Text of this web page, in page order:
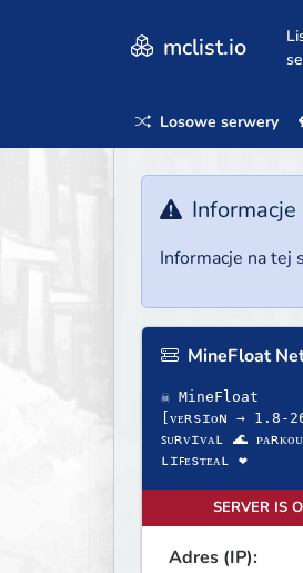
mclist.io
Losowe serwery
Informacje na tej
MineFloat
☠ MineFloat
[ᴠᴇʀsɪᴏɴ → 1.8-
ꜱᴜʀᴠɪᴠᴀʟ 🌊
ʟɪꜰᴇsᴛᴇᴀʟ ❤
SERVER IS
Adres (IP):